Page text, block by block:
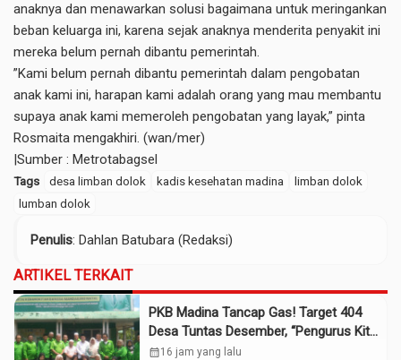
anaknya dan menawarkan solusi bagaimana untuk meringankan
beban keluarga ini, karena sejak anaknya menderita penyakit ini
mereka belum pernah dibantu pemerintah.
”Kami belum pernah dibantu pemerintah dalam pengobatan
anak kami ini, harapan kami adalah orang yang mau membantu
supaya anak kami memeroleh pengobatan yang layak,” pinta
Rosmaita mengakhiri. (wan/mer)
|Sumber : Metrotabagsel
Tags desa limban dolok kadis kesehatan madina
limban dolok
lumban dolok
Penulis: Dahlan Batubara (Redaksi)
ARTIKEL TERKAIT
PKB Madina Tancap Gas! Target 404
Desa Tuntas Desember, “Pengurus Kita
Adalah Tokoh”
calendar_month16 jam yang lalu